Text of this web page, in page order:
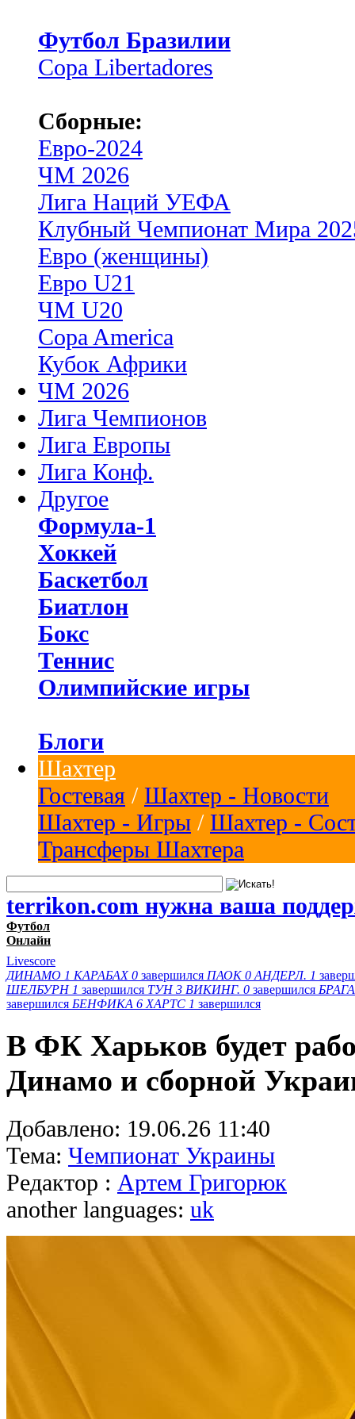
Футбол Бразилии
Copa Libertadores
Сборные:
Евро-2024
ЧМ 2026
Лига Наций УЕФА
Клубный Чемпионат Мира
Евро (женщины)
Евро U21
ЧМ U20
Copa America
Кубок Африки
ЧМ 2026
Лига Чемпионов
Лига Европы
Лига Конф.
Другое
Формула-1
Хоккей
Баскетбол
Биатлон
Бокс
Теннис
Олимпийские игры
Блоги
Шахтер
Гостевая / Шахтер - Новости
Шахтер - Игры / Шахтер -
Трансферы Шахтера
terrikon.com нужна ваша
Футбол
Онлайн
Livescore
ДИНАМО 1 КАРАБАХ 0 завершился ПАОК 0 АНДЕРЛ. 1
ШЕЛБУРН 1 завершился ТУН 3 ВИКИНГ. 0 завершился БРАГА
завершился БЕНФИКА 6 ХАРТС 1 завершился
В ФК Харьков будет
Динамо и сборной
Добавлено: 19.06.26 11:40
Тема: Чемпионат Украины
Редактор : Артем Григорюк
another languages: uk